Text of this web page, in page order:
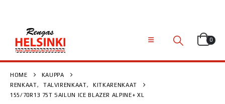
0
HOME
KAUPPA
RENKAAT, TALVIRENKAAT,
KITKARENKAAT
155/70R13 75T SAILUN ICE BLAZER ALPINE+ XL